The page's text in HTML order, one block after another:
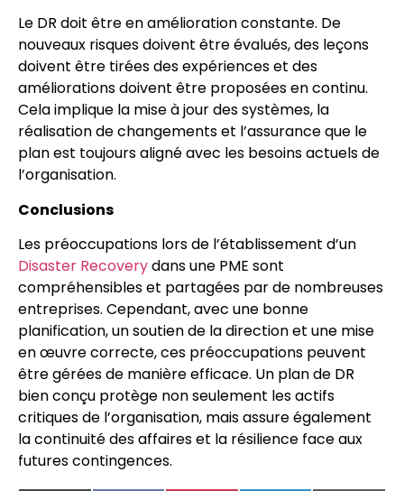
Le DR doit être en amélioration constante. De
nouveaux risques doivent être évalués, des leçons
doivent être tirées des expériences et des
améliorations doivent être proposées en continu.
Cela implique la mise à jour des systèmes, la
réalisation de changements et l’assurance que le
plan est toujours aligné avec les besoins actuels de
l’organisation.
Conclusions
Les préoccupations lors de l’établissement d’un
Disaster Recoverydans une PME sont
compréhensibles et partagées par de nombreuses
entreprises. Cependant, avec une bonne
planification, un soutien de la direction et une mise
en œuvre correcte, ces préoccupations peuvent
être gérées de manière efficace. Un plan de DR
bien conçu protège non seulement les actifs
critiques de l’organisation, mais assure également
la continuité des affaires et la résilience face aux
futures contingences.